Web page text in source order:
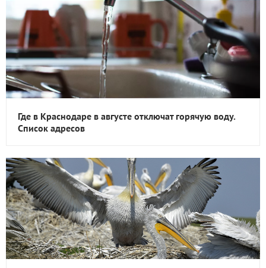
Где в Краснодаре в августе отключат горячую воду.
Список адресов